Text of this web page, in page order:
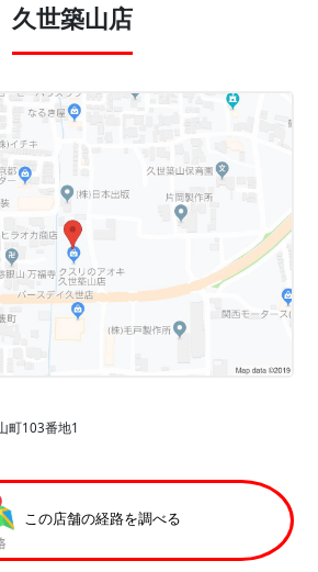
久世築山店
町103番地1
この店舗の経路を調べる